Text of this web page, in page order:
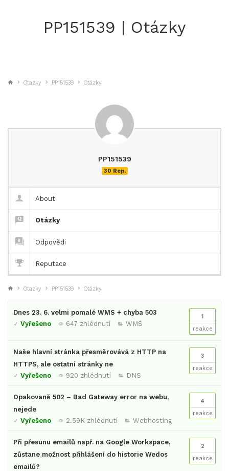
PP151539 | Otázky
Otazky PP151539 Otázky
PP151539
30 Rep.
About
Otázky
Odpovědi
Reputace
Otazky PP151539 Otázky
1
reakce
Dnes 23. 6. velmi pomalé WMS + chyba 503
Vyřešeno
647 zhlédnutí WMS
3
reakce
Naše hlavní stránka přesměrovává z HTTP na
HTTPS, ale ostatní stránky ne
Vyřešeno
920 zhlédnutí DNS
4
reakce
Opakovaně 502 – Bad Gateway error na webu,
nejede
Vyřešeno
2.59K zhlédnutí Webhosting
2
reakce
Při přesunu emailů např. na Google Workspace,
zůstane možnost přihlášení do historie Wedos
emailů?